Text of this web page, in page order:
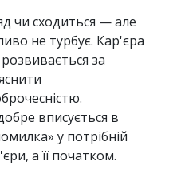
чи сходиться — але
не турбує. Кар'єра
за
вписується в
у потрібній
а її початком.